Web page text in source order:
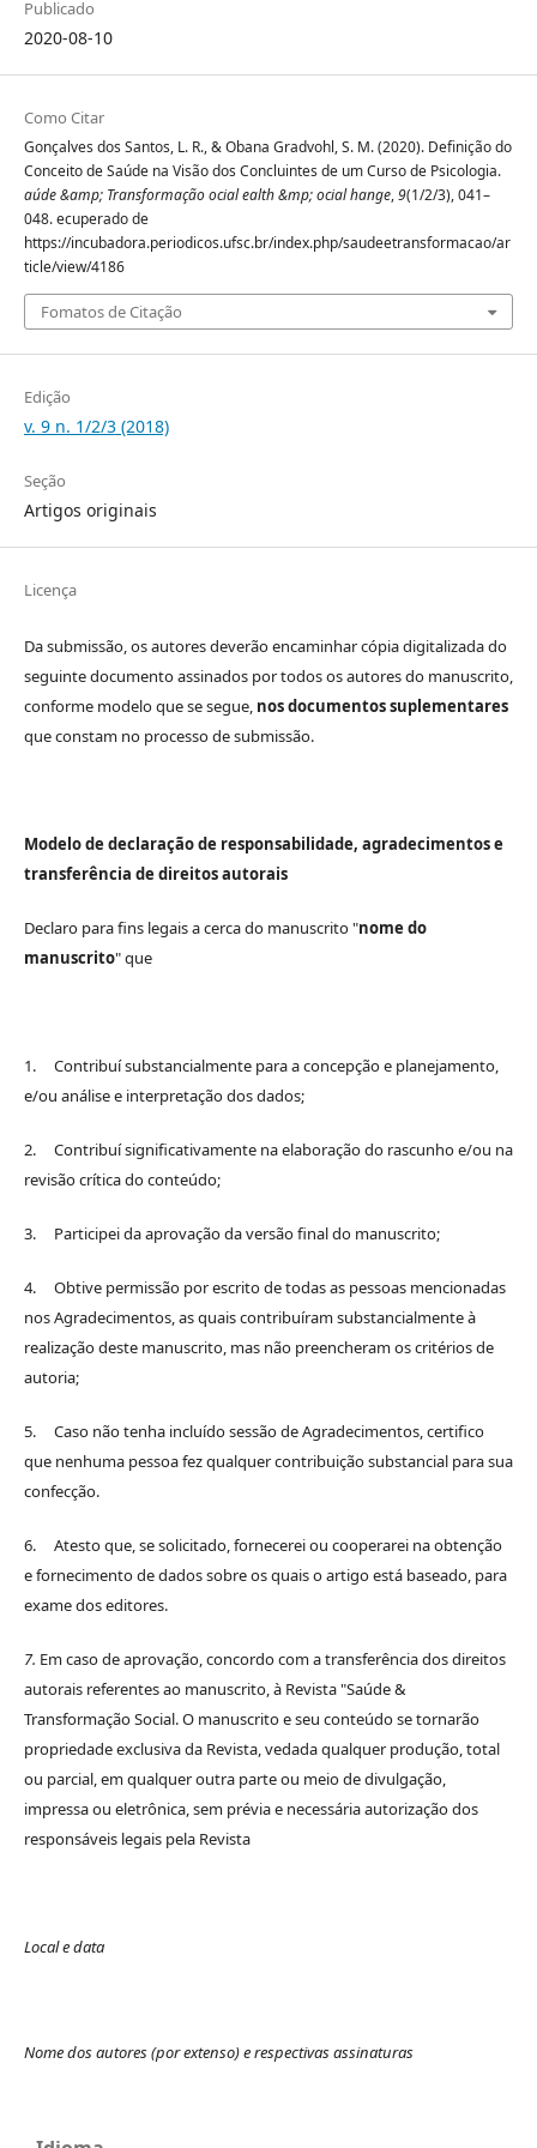
Publicado
2020-08-10
Como Citar
Gonçalves dos Santos, L. R., & Obana Gradvohl, S. M. (2020). Definição do
Conceito de Saúde na Visão dos Concluintes de um Curso de Psicologia.
aúde &amp; Transformação ocial ealth &mp; ocial hange,9(1/2/3), 041–
048. ecuperado de
https://incubadora.periodicos.ufsc.br/index.php/saudeetransformacao/ar
ticle/view/4186
Fomatos de Citação
Edição
v. 9 n. 1/2/3 (2018)
Seção
Artigos originais
Licença
Da submissão, os autores deverão encaminhar cópia digitalizada do
seguinte documento assinados por todos os autores do manuscrito,
conforme modelo que se segue, nos documentos suplementares
que constam no processo de submissão.
Modelo de declaração de responsabilidade, agradecimentos e
transferência de direitos autorais
Declaro para fins legais a cerca do manuscrito "nome do
manuscrito" que
1. Contribuí substancialmente para a concepção e planejamento,
e/ou análise e interpretação dos dados;
2. Contribuí significativamente na elaboração do rascunho e/ou na
revisão crítica do conteúdo;
3. Participei da aprovação da versão final do manuscrito;
4. Obtive permissão por escrito de todas as pessoas mencionadas
nos Agradecimentos, as quais contribuíram substancialmente à
realização deste manuscrito, mas não preencheram os critérios de
autoria;
5. Caso não tenha incluído sessão de Agradecimentos, certifico
que nenhuma pessoa fez qualquer contribuição substancial para sua
confecção.
6. Atesto que, se solicitado, fornecerei ou cooperarei na obtenção
e fornecimento de dados sobre os quais o artigo está baseado, para
exame dos editores.
7. Em caso de aprovação, concordo com a transferência dos direitos
autorais referentes ao manuscrito, à Revista "Saúde &
Transformação Social. O manuscrito e seu conteúdo se tornarão
propriedade exclusiva da Revista, vedada qualquer produção, total
ou parcial, em qualquer outra parte ou meio de divulgação,
impressa ou eletrônica, sem prévia e necessária autorização dos
responsáveis legais pela Revista
Local e data
Nome dos autores (por extenso) e respectivas assinaturas